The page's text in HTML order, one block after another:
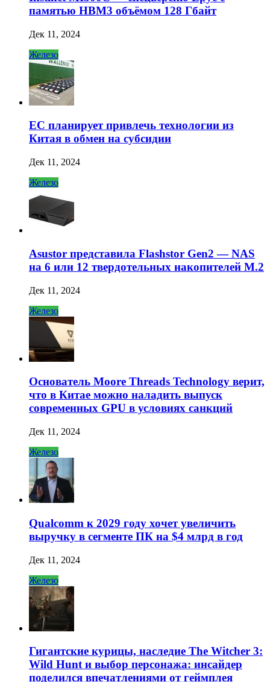
памятью HBM3 объёмом 128 Гбайт
Дек 11, 2024
Железо
ЕС планирует привлечь технологии из
Китая в обмен на субсидии
Дек 11, 2024
Железо
Asustor представила Flashstor Gen2 — NAS
на 6 или 12 твердотельных накопителей M.2
Дек 11, 2024
Железо
Основатель Moore Threads Technology верит,
что в Китае можно наладить выпуск
современных GPU в условиях санкций
Дек 11, 2024
Железо
Qualcomm к 2029 году хочет увеличить
выручку в сегменте ПК на $4 млрд в год
Дек 11, 2024
Железо
Гигантские курицы, наследие The Witcher 3:
Wild Hunt и выбор персонажа: инсайдер
поделился впечатлениями от геймплея